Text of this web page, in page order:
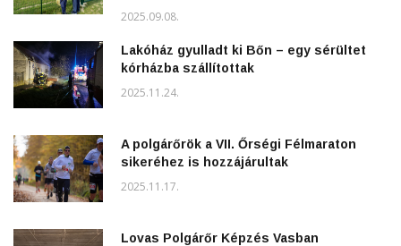
2025.09.08.
Lakóház gyulladt ki Bőn – egy sérültet
kórházba szállítottak
2025.11.24.
A polgárőrök a VII. Őrségi Félmaraton
sikeréhez is hozzájárultak
2025.11.17.
Lovas Polgárőr Képzés Vasban